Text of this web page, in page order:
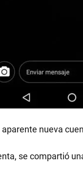
nueva
se compartió